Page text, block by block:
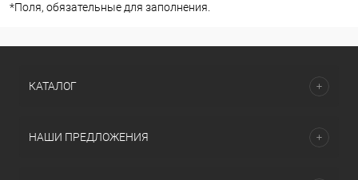
*Поля, обязательные для заполнения.
КАТАЛОГ
НАШИ ПРЕДЛОЖЕНИЯ